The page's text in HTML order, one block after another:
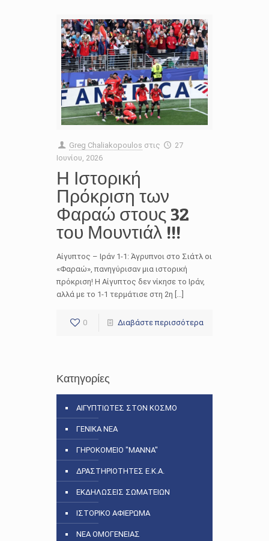
Greg Chaliakopoulos στις
27
Ιουνίου, 2026
Η Ιστορική
Πρόκριση των
Φαραώ στους 32
του Μουντιάλ !!!
Αίγυπτος – Ιράν 1-1: Άγρυπνοι στο Σιάτλ οι
«Φαραώ», πανηγύρισαν μια ιστορική
πρόκριση! Η Αίγυπτος δεν νίκησε το Ιράν,
αλλά με το 1-1 τερμάτισε στη 2η […]
0 Διαβάστε περισσότερα
Κατηγορίες
ΑΙΓΥΠΤΙΩΤΕΣ ΣΤΟΝ ΚΟΣΜΟ
ΓΕΝΙΚΑ ΝΕΑ
ΓΗΡΟΚΟΜΕΙΟ "ΜΑΝΝΑ"
ΔΡΑΣΤΗΡΙΟΤΗΤΕΣ Ε.Κ.Α.
ΕΚΔΗΛΩΣΕΙΣ ΣΩΜΑΤΕΙΩΝ
ΙΣΤΟΡΙΚΟ ΑΦΙΕΡΩΜΑ
ΝΕΑ ΟΜΟΓΕΝΕΙΑΣ